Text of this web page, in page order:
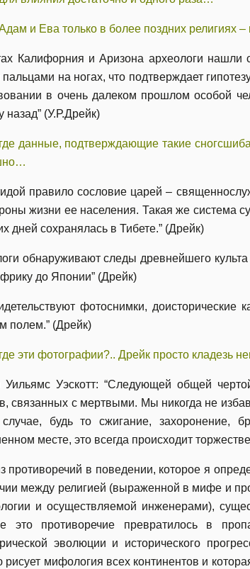
и Ева только в более поздних религиях –
Калифорния и Аризона археологи нашли
на ногах, что подтверждает
в очень далеком прошлом особой
назад” (У.Р.Дрейк)
где данные, подтверждающие такие
правило сословие царей –
жизни ее населения. Такая же система
дней сохранялась в Тибете.” (Дрейк)
обнаруживают следы древнейшего
до Японии” (Дрейк)
фотоснимки,
полем.” (Дрейк)
где эти фотографии?.. Дрейк просто кладезь
Уильямс Уэскотт: “Следующей общей
связанных с мертвыми. Мы никогда не
будь то сжигание, захоронение,
месте, это всегда происходит
противоречий в поведении, которое я
между религией (выраженной в мифе и
и осуществляемой инженерами),
это противоречие превратилось в
эволюции и исторического
рисует мифология всех континентов и